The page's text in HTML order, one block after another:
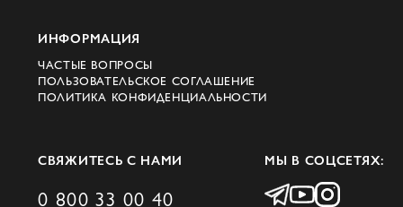
ИНФОРМАЦИЯ
ЧАСТЫЕ ВОПРОСЫ
ПОЛЬЗОВАТЕЛЬСКОЕ СОГЛАШЕНИЕ
ПОЛИТИКА КОНФИДЕНЦИАЛЬНОСТИ
СВЯЖИТЕСЬ С НАМИ
0 800 33 00 40
МЫ В СОЦСЕТЯХ: